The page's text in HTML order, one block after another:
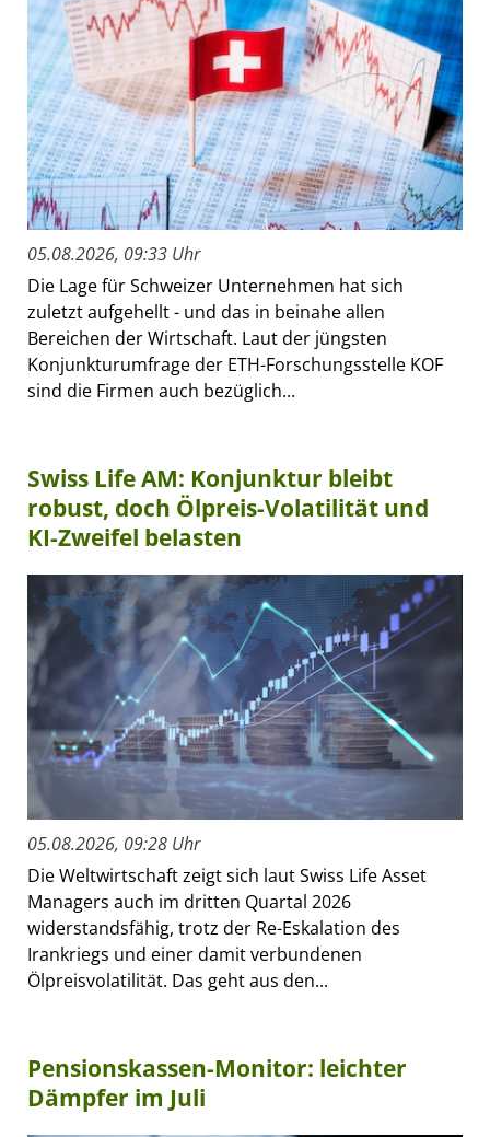
05.08.2026, 09:33 Uhr
Die Lage für Schweizer Unternehmen hat sich
zuletzt aufgehellt - und das in beinahe allen
Bereichen der Wirtschaft. Laut der jüngsten
Konjunkturumfrage der ETH-Forschungsstelle KOF
sind die Firmen auch bezüglich...
Swiss Life AM: Konjunktur bleibt
robust, doch Ölpreis-Volatilität und
KI-Zweifel belasten
05.08.2026, 09:28 Uhr
Die Weltwirtschaft zeigt sich laut Swiss Life Asset
Managers auch im dritten Quartal 2026
widerstandsfähig, trotz der Re-Eskalation des
Irankriegs und einer damit verbundenen
Ölpreisvolatilität. Das geht aus den...
Pensionskassen-Monitor: leichter
Dämpfer im Juli